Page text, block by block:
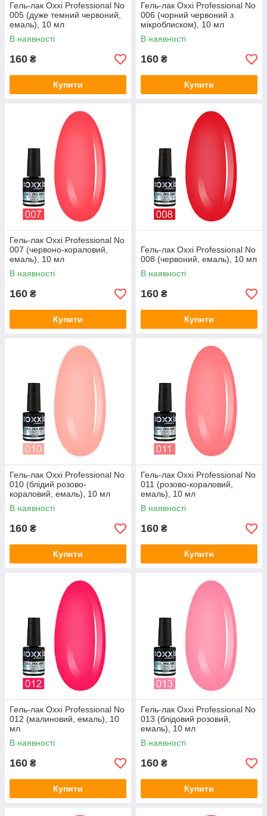
Гель-лак Oxxi Professional No
005 (дуже темний червоний,
емаль), 10 мл
В наявності
160 ₴
Купити
Гель-лак Oxxi Professional No
006 (чорний червоний з
мікроблиском), 10 мл
В наявності
160 ₴
Купити
Гель-лак Oxxi Professional No
007 (червоно-кораловий,
емаль), 10 мл
В наявності
160 ₴
Купити
Гель-лак Oxxi Professional No
008 (червоний, емаль), 10 мл
В наявності
160 ₴
Купити
Гель-лак Oxxi Professional No
010 (блідий розово-
кораловий, емаль), 10 мл
В наявності
160 ₴
Купити
Гель-лак Oxxi Professional No
011 (розово-кораловий,
емаль), 10 мл
В наявності
160 ₴
Купити
Гель-лак Oxxi Professional No
012 (малиновий, емаль), 10
мл
В наявності
160 ₴
Купити
Гель-лак Oxxi Professional No
013 (блідовий розовий,
емаль), 10 мл
В наявності
160 ₴
Купити